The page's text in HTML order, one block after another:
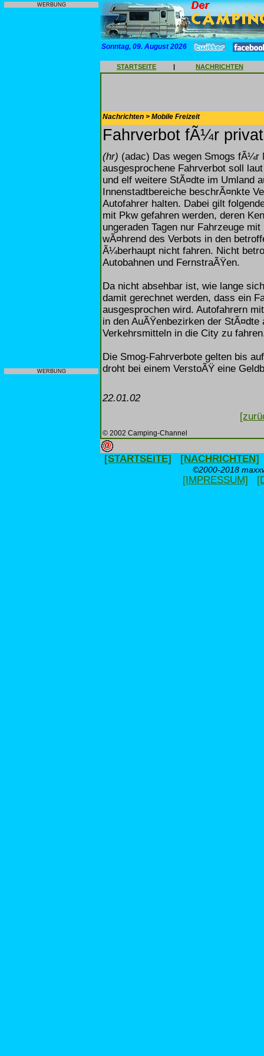
WERBUNG
WERBUNG
Sonntag, 09. August 2026
STARTSEITE | NACHRICHTEN
Nachrichten > Mobile Freizeit
Fahrverbot fÃ¼r
(hr) (adac) Das wegen Smogs fÃ¼r
ausgesprochene Fahrverbot soll
und elf weitere StÃ¤dte im Umland
Innenstadtbereiche beschrÃ¤nkte
Autofahrer halten. Dabei gilt
mit Pkw gefahren werden, deren
ungeraden Tagen nur Fahrzeuge
wÃ¤hrend des Verbots in den
Ã¼berhaupt nicht fahren. Nicht
Autobahnen und FernstraÃŸen.
Da nicht absehbar ist, wie lange
damit gerechnet werden, dass ein
ausgesprochen wird. Autofahrern
in den AuÃŸenbezirken der
Verkehrsmitteln in die City zu
Die Smog-Fahrverbote gelten bis
droht bei einem VerstoÃŸ eine
22.01.02
© 2002 Camping-Channel
[STARTSEITE] [NACHRICHTEN]
©2000-2018
[IMPRESSUM]